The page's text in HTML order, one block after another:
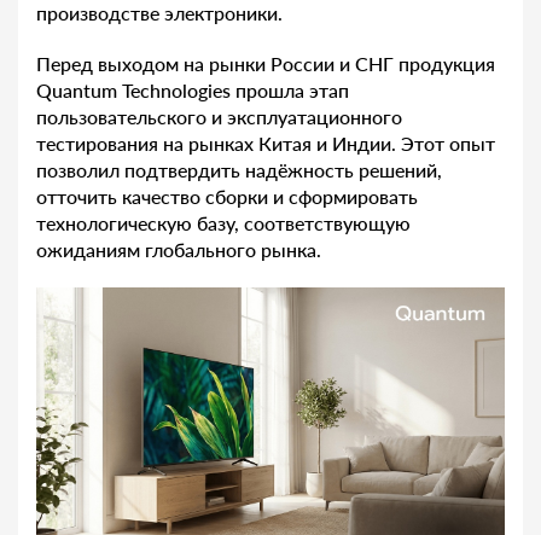
производстве электроники.
Перед выходом на рынки России и СНГ продукция
Quantum Technologies прошла этап
пользовательского и эксплуатационного
тестирования на рынках Китая и Индии. Этот опыт
позволил подтвердить надёжность решений,
отточить качество сборки и сформировать
технологическую базу, соответствующую
ожиданиям глобального рынка.